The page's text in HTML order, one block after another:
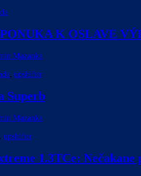
K OSLAVE
Mazanka
, upshifter
Superb
Mazanka
, upshifter
1.3TCe: Nečakane